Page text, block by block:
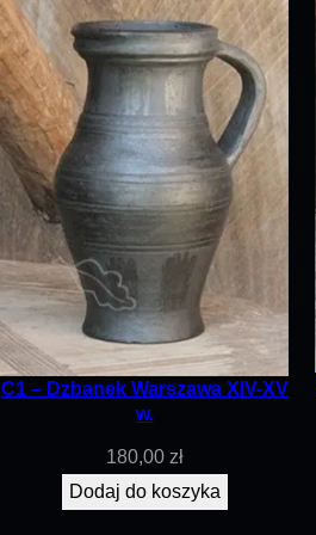
C1 – Dzbanek Warszawa XIV-XV
w.
180,00 zł
Dodaj do koszyka